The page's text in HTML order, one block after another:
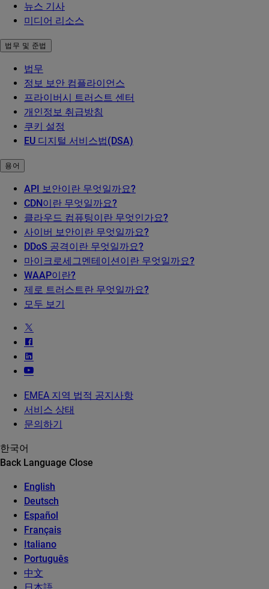
뉴스 기사
미디어 리소스
법무 및 준법
법무
정보 보안 컴플라이언스
프라이버시 트러스트 센터
개인정보 취급방침
쿠키 설정
EU 디지털 서비스법(DSA)
용어
API 보안이란 무엇일까요?
CDN이란 무엇일까요?
클라우드 컴퓨팅이란 무엇인가요?
사이버 보안이란 무엇일까요?
DDoS 공격이란 무엇일까요?
마이크로세그멘테이션이란 무엇일까요?
WAAP이란?
제로 트러스트란 무엇일까요?
모두 보기
EMEA 지역 법적 공지사항
서비스 상태
문의하기
한국어
Back Language Close
English
Deutsch
Español
Français
Italiano
Português
中文